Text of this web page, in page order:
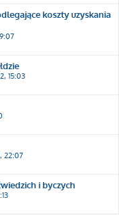
koszty uzyskania
15:03
22:07
i byczych